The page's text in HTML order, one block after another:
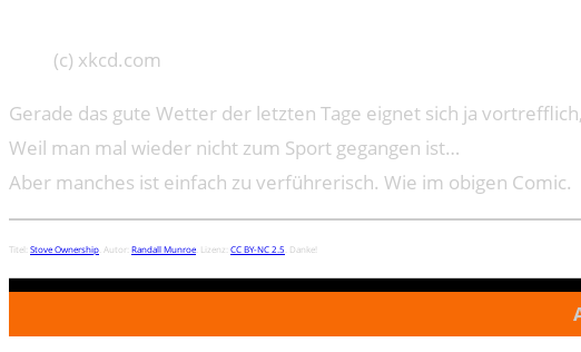
(c) xkcd.com
Gerade das gute Wetter der letzten Tage eignet sich ja
Weil man mal wieder nicht zum Sport gegangen ist…
Aber manches ist einfach zu verführerisch. Wie im obigen Comic.
Titel: Stove Ownership . Autor: Randall Munroe . Lizenz: CC BY-NC 2.5 . Danke!